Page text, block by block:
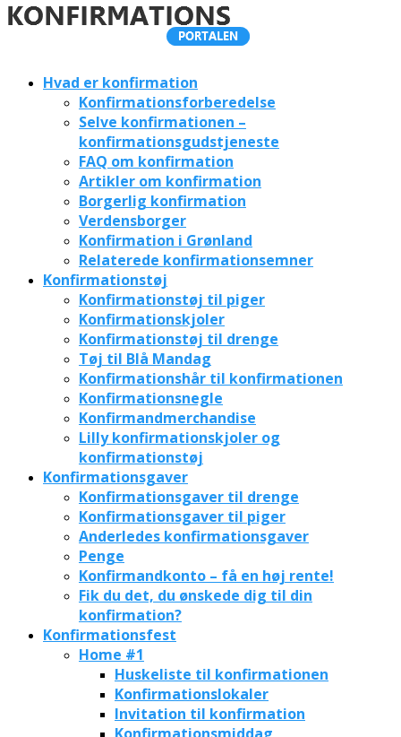
Hvad er konfirmation
Konfirmationsforberedelse
Selve konfirmationen –
konfirmationsgudstjeneste
FAQ om konfirmation
Artikler om konfirmation
Borgerlig konfirmation
Verdensborger
Konfirmation i Grønland
Relaterede konfirmationsemner
Konfirmationstøj
Konfirmationstøj til piger
Konfirmationskjoler
Konfirmationstøj til drenge
Tøj til Blå Mandag
Konfirmationshår til konfirmationen
Konfirmationsnegle
Konfirmandmerchandise
Lilly konfirmationskjoler og
konfirmationstøj
Konfirmationsgaver
Konfirmationsgaver til drenge
Konfirmationsgaver til piger
Anderledes konfirmationsgaver
Penge
Konfirmandkonto – få en høj rente!
Fik du det, du ønskede dig til din
konfirmation?
Konfirmationsfest
Home #1
Huskeliste til konfirmationen
Konfirmationslokaler
Invitation til konfirmation